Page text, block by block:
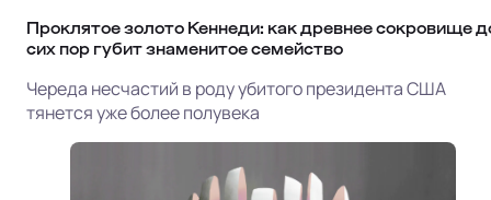
Проклятое золото Кеннеди: как древнее сокровище
сих пор губит знаменитое семейство
Череда несчастий в роду убитого президента США
тянется уже более полувека